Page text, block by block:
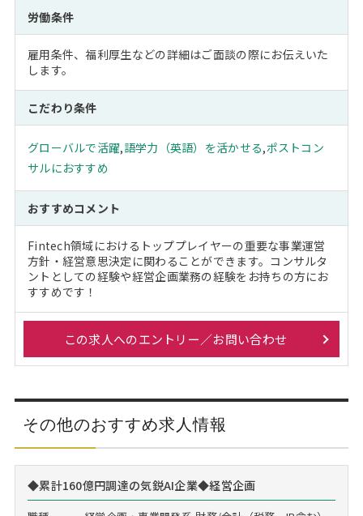
労働条件
雇用条件、福利厚生などの詳細はご面談の際にお伝えいた
します。
こだわり条件
グローバルで活躍,語学力（英語）を活かせる,ポストコン
サルにおすすめ
おすすめコメント
Fintech領域におけるトッププレイヤーの重要な事業運営
方針・経営意思決定に関わることができます。コンサルタ
ントとしての経験や経営企画業務の経験をお持ちの方にお
すすめです！
この求人へのエントリー／お問い合わせ
その他のおすすめ求人情報
◆累計160億円調達の気鋭AI企業◆経営企画